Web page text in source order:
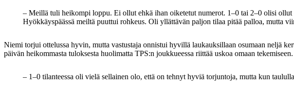
– Meillä tuli heikompi loppu. Ei ollut ehkä ihan oiketetut numerot. 1–0 tai 2–0 olisi
Hyökkäyspäässä meiltä puuttui rohkeus. Oli yllättävän paljon tilaa pitää palloa, mutta
Niemi torjui ottelussa hyvin, mutta vastustaja onnistui hyvillä laukauksillaan osumaan neljä
päivän heikommasta tuloksesta huolimatta TPS:n joukkueessa riittää uskoa omaan tekemiseen.
– 1–0 tilanteessa oli vielä sellainen olo, että on tehnyt hyviä torjuntoja, mutta kun